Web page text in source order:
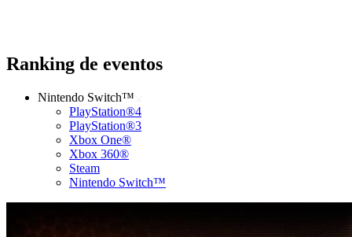
Ranking de eventos
Nintendo Switch™
PlayStation®4
PlayStation®3
Xbox One®
Xbox 360®
Steam
Nintendo Switch™